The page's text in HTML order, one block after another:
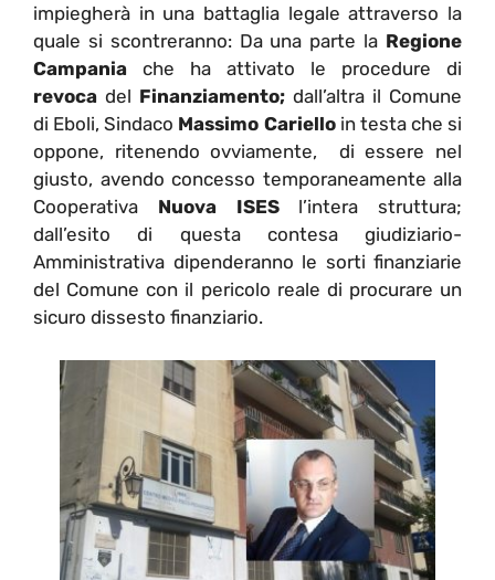
impiegherà in una battaglia legale attraverso la
quale si scontreranno: Da una parte la Regione
Campania che ha attivato le procedure di
revoca del Finanziamento; dall’altra il Comune
di Eboli, Sindaco Massimo Carielloin testa che si
oppone, ritenendo ovviamente, di essere nel
giusto, avendo concesso temporaneamente alla
Cooperativa Nuova ISESl’intera struttura;
dall’esito di questa contesa giudiziario-
Amministrativa dipenderanno le sorti finanziarie
del Comune con il pericolo reale di procurare un
sicuro dissesto finanziario.